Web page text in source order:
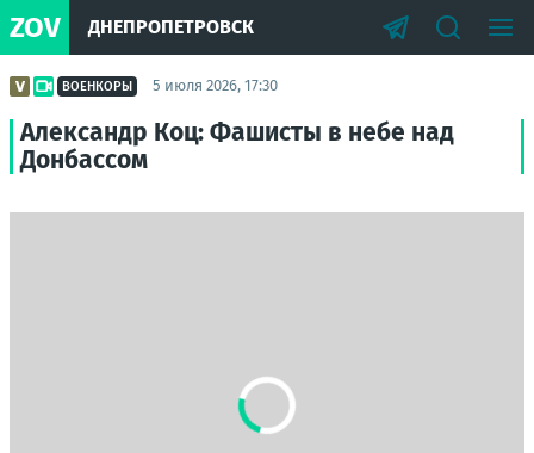
ZOV ДНЕПРОПЕТРОВСК
ВОЕНКОРЫ 5 июля 2026, 17:30
Александр Коц: Фашисты в небе над
Донбассом